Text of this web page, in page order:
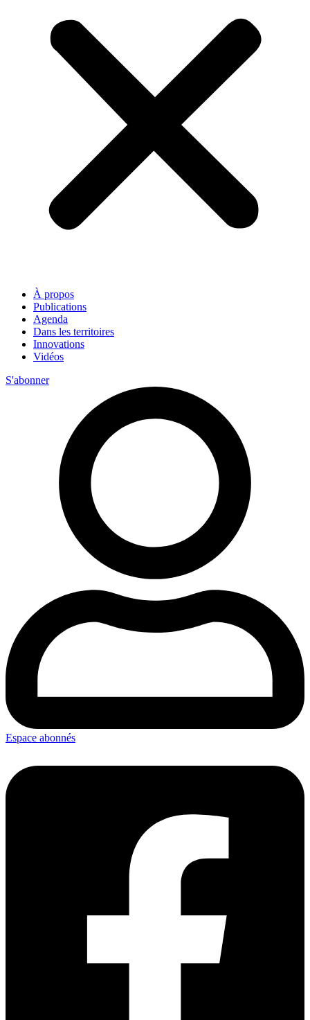
À propos
Publications
Agenda
Dans les territoires
Innovations
Vidéos
S'abonner
Espace abonnés